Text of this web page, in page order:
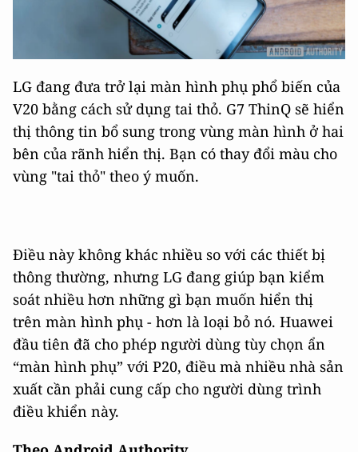
LG đang đưa trở lại màn hình phụ phổ biến của
V20 bằng cách sử dụng tai thỏ. G7 ThinQ sẽ hiển
thị thông tin bổ sung trong vùng màn hình ở hai
bên của rãnh hiển thị. Bạn có thay đổi màu cho
vùng "tai thỏ" theo ý muốn.
Điều này không khác nhiều so với các thiết bị
thông thường, nhưng LG đang giúp bạn kiểm
soát nhiều hơn những gì bạn muốn hiển thị
trên màn hình phụ - hơn là loại bỏ nó. Huawei
đầu tiên đã cho phép người dùng tùy chọn ẩn
“màn hình phụ” với P20, điều mà nhiều nhà sản
xuất cần phải cung cấp cho người dùng trình
điều khiển này.